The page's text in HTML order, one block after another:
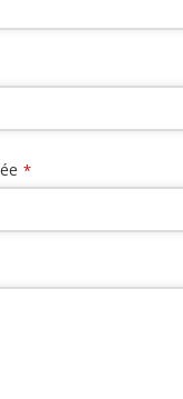
*